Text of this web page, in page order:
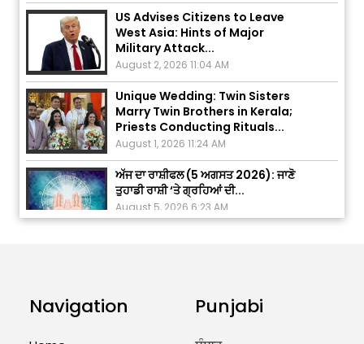
US Advises Citizens to Leave
West Asia: Hints of Major
Military Attack...
August 2, 2026 11:04 AM
Unique Wedding: Twin Sisters
Marry Twin Brothers in Kerala;
Priests Conducting Rituals...
August 1, 2026 11:24 AM
ਅੱਜ ਦਾ ਰਾਸ਼ੀਫਲ (5 ਅਗਸਤ 2026): ਜਾਣੋ
ਤੁਹਾਡੀ ਰਾਸ਼ੀ ‘ਤੇ ਗ੍ਰਹਿਆਂ ਦੀ...
August 5, 2026 6:23 AM
10 of Commonwealth Games:
Navigation Punjabi